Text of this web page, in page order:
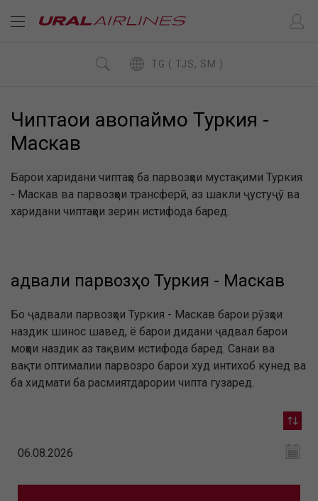
TG ( TJS, SM )
Чиптаҳои ҳавопаймо Туркия -
Маскав
Барои харидани чиптаҳо ба парвозҳои мустақими Туркия
- Маскав ва парвозҳои трансферӣ, аз шакли ҷустуҷӯ ва
харидани чиптаҳои зерин истифода баред.
Ҷадвали парвозҳо Туркия - Маскав
Бо ҷадвали парвозҳои Туркия - Маскав барои рӯзҳои
наздик шинос шавед, ё барои дидани ҷадвал барои
моҳҳои наздик аз тақвим истифода баред. Санаи ва
вақти оптималии парвозро барои худ интихоб кунед ва
ба хидмати ба расмиятдарории чипта гузаред.